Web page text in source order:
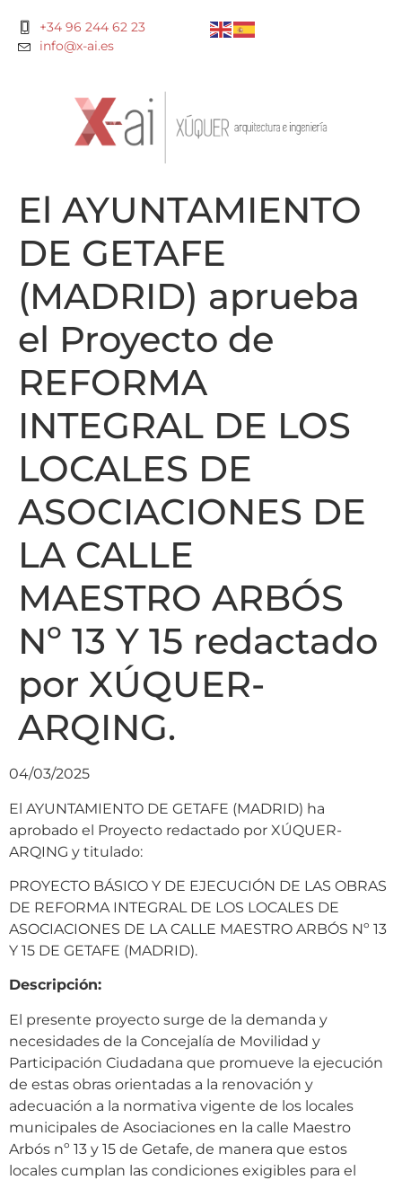
+34 96 244 62 23
info@x-ai.es
El AYUNTAMIENTO
DE GETAFE
(MADRID) aprueba
el Proyecto de
REFORMA
INTEGRAL DE LOS
LOCALES DE
ASOCIACIONES DE
LA CALLE
MAESTRO ARBÓS
Nº 13 Y 15 redactado
por XÚQUER-
ARQING.
04/03/2025
El AYUNTAMIENTO DE GETAFE (MADRID) ha
aprobado el Proyecto redactado por XÚQUER-
ARQING y titulado:
PROYECTO BÁSICO Y DE EJECUCIÓN DE LAS OBRAS
DE REFORMA INTEGRAL DE LOS LOCALES DE
ASOCIACIONES DE LA CALLE MAESTRO ARBÓS Nº 13
Y 15 DE GETAFE (MADRID).
Descripción:
El presente proyecto surge de la demanda y
necesidades de la Concejalía de Movilidad y
Participación Ciudadana que promueve la ejecución
de estas obras orientadas a la renovación y
adecuación a la normativa vigente de los locales
municipales de Asociaciones en la calle Maestro
Arbós nº 13 y 15 de Getafe, de manera que estos
locales cumplan las condiciones exigibles para el